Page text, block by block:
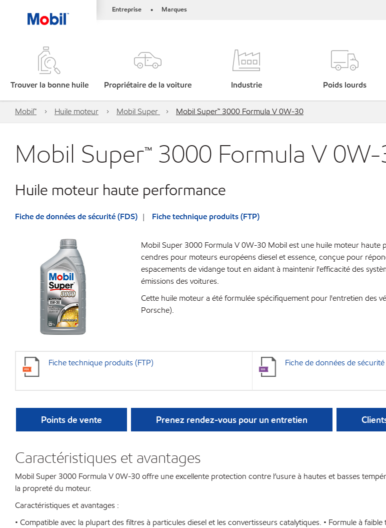
Entreprise • Marques
Trouver la bonne huile Propriétaire de la voiture Industrie Poids lourds
Mobil™ Huile moteur Mobil Super Mobil Super™ 3000 Formula V 0W-30
Mobil Super™ 3000 Formula V
Huile moteur haute performance
Fiche de données de sécurité (FDS) Fiche technique produits (FTP)
Mobil Super 3000 Formula V 0W-30 Mobil est une huile moteur haute
cendres pour moteurs européens diesel et essence, conçue pour
espacements de vidange tout en aidant à maintenir l'efficacité des
émissions des voitures.
Cette huile moteur a été formulée spécifiquement pour l'entretien des
Porsche).
Fiche technique produits (FTP) Fiche de données de sécurité
Points de vente Prenez rendez-vous pour un entretien
Caractéristiques et avantages
Mobil Super 3000 Formula V 0W-30 offre une excellente protection contre l’usure à hautes et basses
la propreté du moteur.
Caractéristiques et avantages :
• Compatible avec la plupart des filtres à particules diesel et les convertisseurs catalytiques. • Formule à